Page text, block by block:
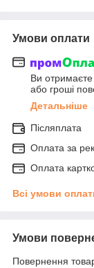
Умови оплати
Ви
або гроші
Детальніше
Післяплата
Оплата за
Оплата
Всі умови
Умови
Повернення